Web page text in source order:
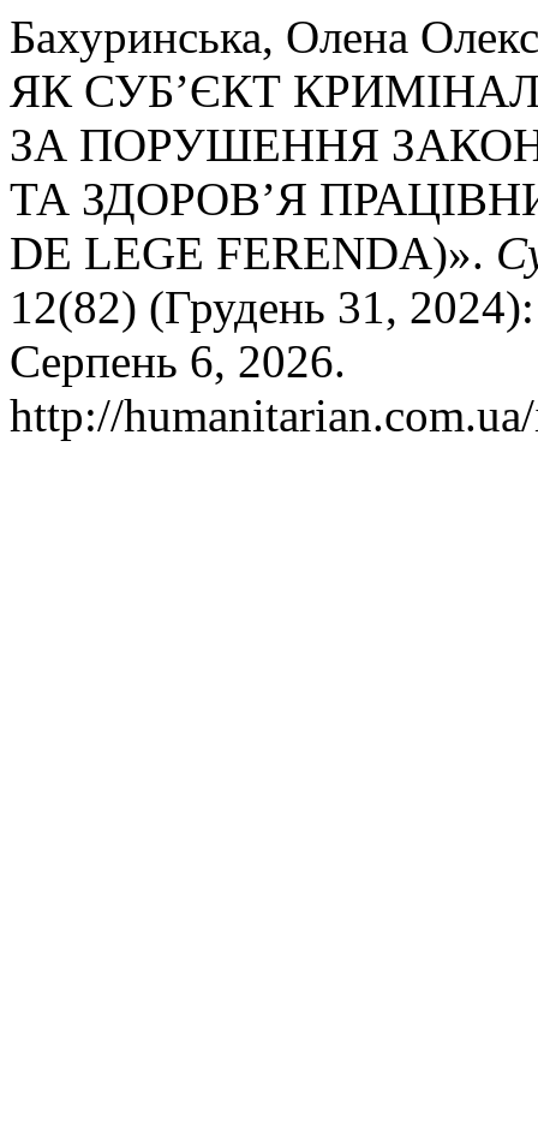
Бахуринська, Олена
ЯК СУБ’ЄКТ
ЗА ПОРУШЕННЯ
ТА ЗДОРОВ’Я
DE LEGE FERENDA)».
12(82) (Грудень 31,
Серпень 6, 2026.
http://